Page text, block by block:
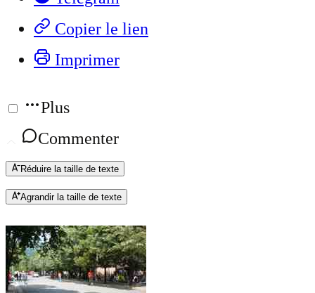
Copier le lien
Imprimer
Plus
Commenter
Réduire la taille de texte
Agrandir la taille de texte